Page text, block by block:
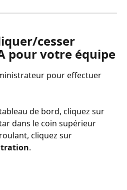
cesser
pour votre équipe
pour effectuer
de bord, cliquez sur
dans le coin supérieur
cliquez sur
.